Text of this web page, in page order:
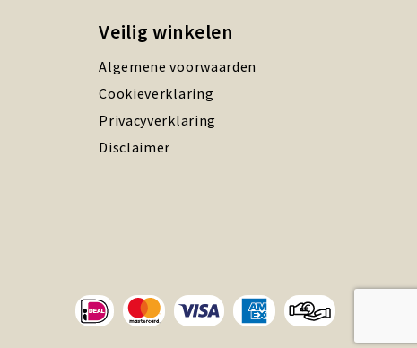
Veilig winkelen
Algemene voorwaarden
Cookieverklaring
Privacyverklaring
Disclaimer